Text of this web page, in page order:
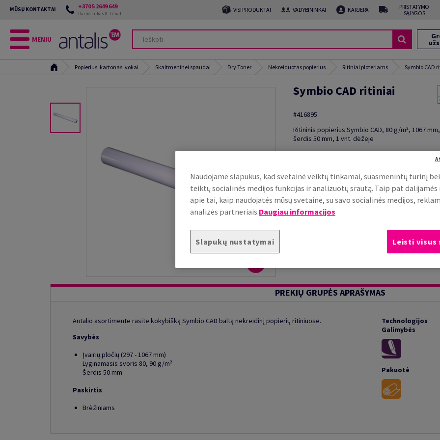
MŪSŲ KONTAKTAI +370 5 2649 649
Darbo laikas 8-17 val. VISI PRODUKTAI VADYBININKAI KARJERA
PRISTATYMO
SĄLYGOS
MENIU
Popierius, kartonas, vokai Skaitmeninei spaudai Dry Toner Nekreiduotas popierius Ritiniai ploteriams Symbio CAD
Symbio CAD ritiniai
#416895
Ritininis popierius Symbio CAD, 80 g/m², 1067
šerdis 50 mm, 1 vnt. dėžėje
PREKIŲ GRUPĖS APRAŠYMAS
Antalio asortimente rasite kokybišką Symbio CAD baltą nekreidinį popierių ritiniuose.
Savybės
Įvairių pločių (297 - 1067 mm)
Lyginamasis svoris 80, 90 g/m²
Šerdis 50 mm
Paskirtis
Brėžiniams
Technologijos
Galimybės
Pakuotė
Naudojame slapukus, kad svetainė veiktų tinkamai, suasmenintų turinį
teiktų socialinės medijos funkcijas ir analizuotų srautą. Taip pat
apie tai, kaip naudojatės mūsų svetaine, su savo socialinės medijos,
analizės partneriais.Daugiau informacijos
Slapukų nustatymai Leisti visus